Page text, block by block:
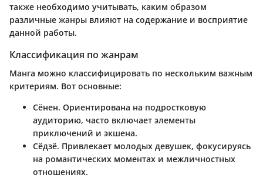
также необходимо учитывать, каким образом
различные жанры влияют на содержание и восприятие
данной работы.
Классификация по жанрам
Манга можно классифицировать по нескольким важным
критериям. Вот основные:
Сёнен. Ориентирована на подростковую
аудиторию, часто включает элементы
приключений и экшена.
Сёдзё. Привлекает молодых девушек, фокусируясь
на романтических моментах и межличностных
отношениях.